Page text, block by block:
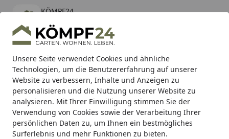
Unsere Seite verwendet Cookies und ähnliche
Technologien, um die Benutzererfahrung auf unserer
Website zu verbessern, Inhalte und Anzeigen zu
personalisieren und die Nutzung unserer Website zu
analysieren. Mit Ihrer Einwilligung stimmen Sie der
Verwendung von Cookies sowie der Verarbeitung Ihrer
persönlichen Daten zu, um Ihnen ein bestmögliches
Surferlebnis und mehr Funktionen zu bieten.
KÖMPF24
kostenlos - Im App Store
Hotline
Alle Produkte
Mein Konto
Suchen
Karibu Pools inkl. gratis Sandfilteranlage & Pool-
Starterset (Gesamtwert bis 468,99€)